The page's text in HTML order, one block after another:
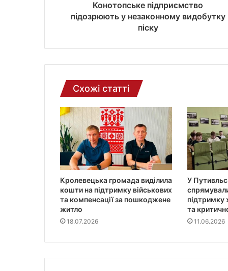
т
н
ї
п
о
ш
и
Конотопське підприємство
підозрюють у незаконному видобутку
піску
Схожі статті
Кролевецька громада виділила
кошти на підтримку військових
та компенсації за пошкоджене
житло
18.07.2026
У
підтримку
та
11.06.2026